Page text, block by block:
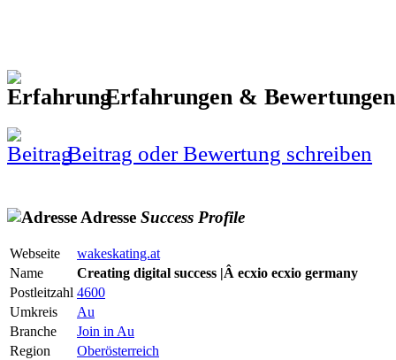
Erfahrungen &
Beitrag oder Bewertung schreiben
Adresse Success Profile
Webseite
wakeskating.at
Name
Creating digital success |Â ecxio ecxio germany
Postleitzahl 4600
Umkreis
Au
Branche
Join in Au
Region
Oberösterreich